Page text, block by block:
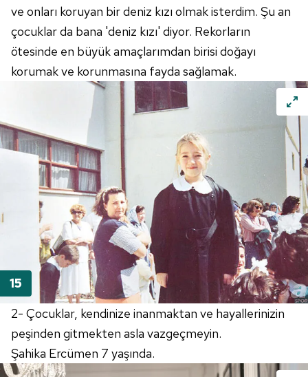
ve onları koruyan bir deniz kızı olmak isterdim. Şu an
çocuklar da bana 'deniz kızı' diyor. Rekorların
ötesinde en büyük amaçlarımdan birisi doğayı
korumak ve korunmasına fayda sağlamak.
2- Çocuklar, kendinize inanmaktan ve hayallerinizin
peşinden gitmekten asla vazgeçmeyin.
Şahika Ercümen 7 yaşında.